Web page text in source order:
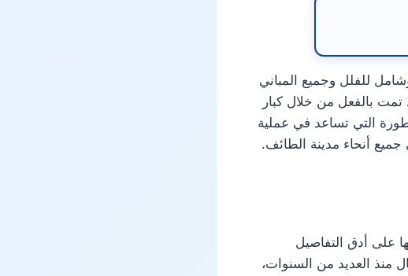
للفلل وجميع المباني
بالفعل من خلال كبار
التي تساعد في عملية
أنحاء مدينة الطائف.
على أدق التفاصيل
منذ العديد من السنوات،